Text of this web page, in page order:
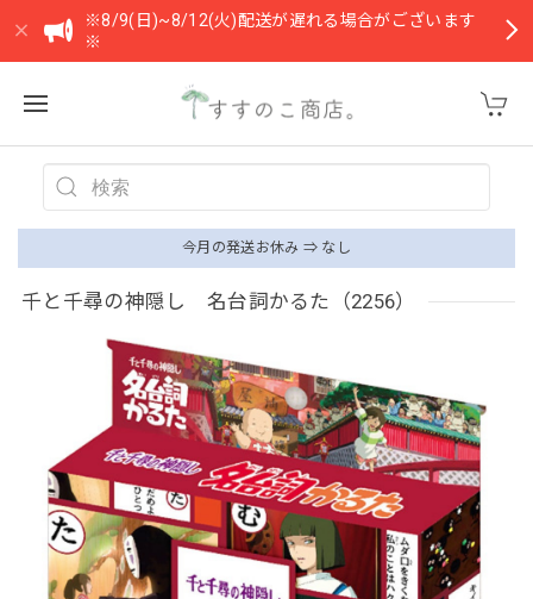
※8/9(日)~8/12(火)配送が遅れる場合がございます
※
今月の発送お休み ⇒ なし
千と千尋の神隠し 名台詞かるた（2256）